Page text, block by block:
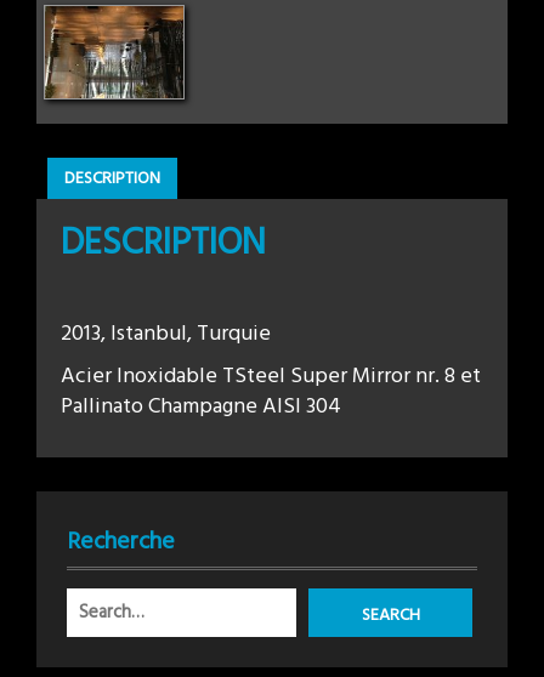
DESCRIPTION
DESCRIPTION
2013, Istanbul, Turquie
Acier Inoxidable TSteel Super Mirror nr. 8 et
Pallinato Champagne AISI 304
Recherche